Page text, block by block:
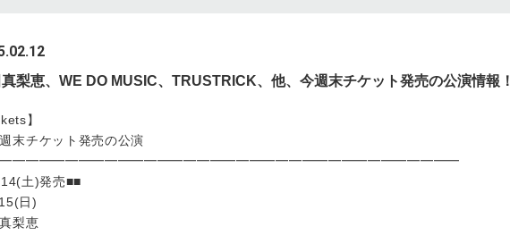
梨恵、WE DO MUSIC、TRUSTRICK、他、今週末チケット発売の公演情報！
】
末チケット発売の公演
土)発売■■
日)
梨恵